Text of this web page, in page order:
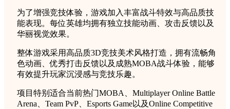
为了增强竞技体验，游戏加入丰富战斗特效与高品质技
能表现。每位英雄均拥有独立技能动画、攻击反馈以及
华丽视觉效果。
整体游戏采用高品质3D竞技美术风格打造，拥有流畅角
色动画、优秀打击反馈以及成熟MOBA战斗体验，能够
有效提升玩家沉浸感与竞技乐趣。
项目特别适合当前热门MOBA、Multiplayer Online Battle
Arena、Team PvP、Esports Game以及Online Competitive